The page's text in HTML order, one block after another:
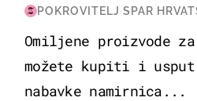
POKROVITELJ SPAR
Omiljene proizvode
možete kupiti i
nabavke namirnica...